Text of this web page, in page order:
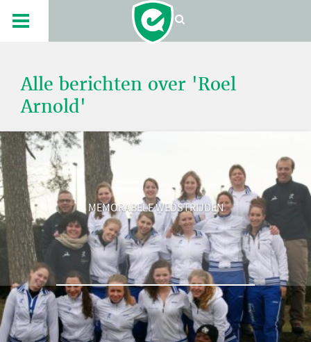
Alle berichten over 'Roel
Arnold'
MEMORABELE WEDSTRIJDEN